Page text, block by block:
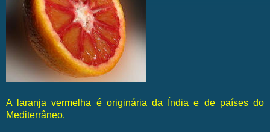
A laranja vermelha é originária da Índia e de países do
Mediterrâneo.